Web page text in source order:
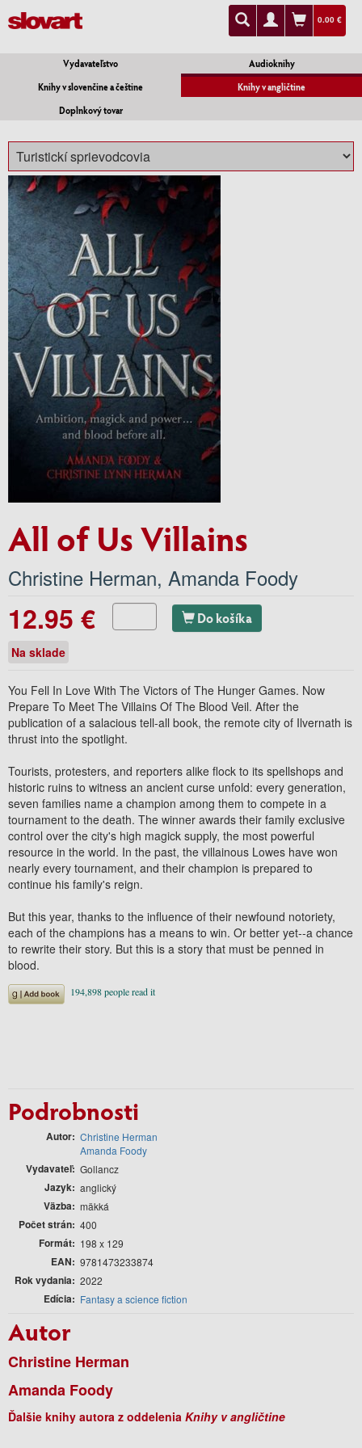
0.00 €
Vydavateľstvo
Audioknihy
Knihy v slovenčine a češtine
Knihy v angličtine
Doplnkový tovar
All of Us Villains
Christine Herman, Amanda Foody
12.95 € Do košíka
Na sklade
You Fell In Love With The Victors of The Hunger Games. Now
Prepare To Meet The Villains Of The Blood Veil. After the
publication of a salacious tell-all book, the remote city of Ilvernath is
thrust into the spotlight.
Tourists, protesters, and reporters alike flock to its spellshops and
historic ruins to witness an ancient curse unfold: every generation,
seven families name a champion among them to compete in a
tournament to the death. The winner awards their family exclusive
control over the city's high magick supply, the most powerful
resource in the world. In the past, the villainous Lowes have won
nearly every tournament, and their champion is prepared to
continue his family's reign.
But this year, thanks to the influence of their newfound notoriety,
each of the champions has a means to win. Or better yet--a chance
to rewrite their story. But this is a story that must be penned in
blood.
Podrobnosti
Autor Christine Herman
Amanda Foody
Vydavateľ Gollancz
Jazyk anglický
Väzba mäkká
Počet strán 400
Formát 198 x 129
EAN 9781473233874
Rok vydania 2022
Edícia Fantasy a science fiction
Autor
Christine Herman
Amanda Foody
Ďalšie knihy autora z oddelenia Knihy v angličtine